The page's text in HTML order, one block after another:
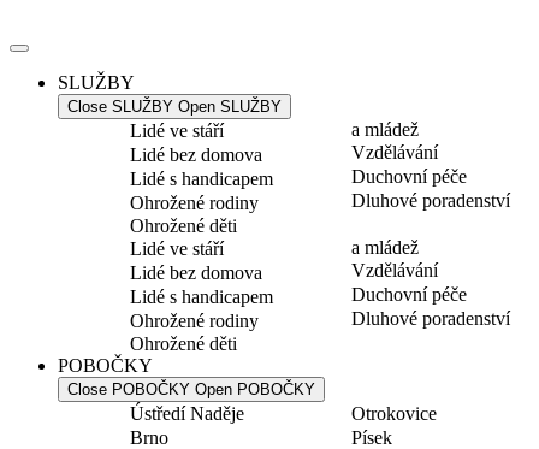
k
SLUŽBY
Close SLUŽBY Open SLUŽBY
Lidé ve stáří
Lidé bez domova
Lidé s handicapem
Ohrožené rodiny
Ohrožené děti
a mládež
Vzdělávání
Duchovní péče
Dluhové poradenství
Lidé ve stáří
Lidé bez domova
Lidé s handicapem
Ohrožené rodiny
Ohrožené děti
a mládež
Vzdělávání
Duchovní péče
Dluhové poradenství
POBOČKY
Close POBOČKY Open POBOČKY
Ústředí Naděje
Brno
Otrokovice
Písek